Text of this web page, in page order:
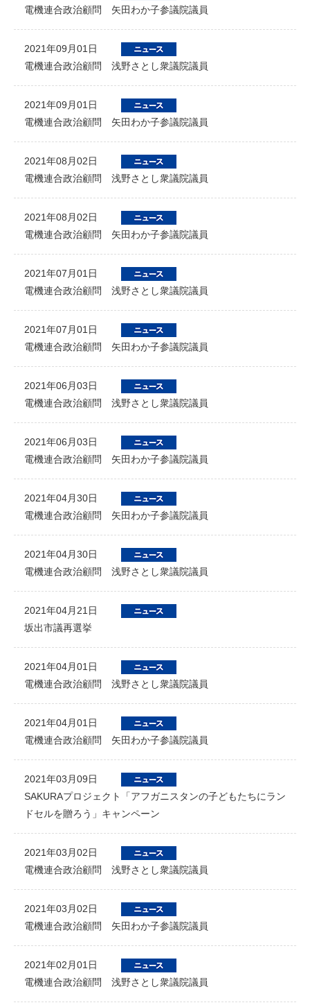
電機連合政治顧問 矢田わか子参議院議員
2021年09月01日
電機連合政治顧問 浅野さとし衆議院議員
2021年09月01日
電機連合政治顧問 矢田わか子参議院議員
2021年08月02日
電機連合政治顧問 浅野さとし衆議院議員
2021年08月02日
電機連合政治顧問 矢田わか子参議院議員
2021年07月01日
電機連合政治顧問 浅野さとし衆議院議員
2021年07月01日
電機連合政治顧問 矢田わか子参議院議員
2021年06月03日
電機連合政治顧問 浅野さとし衆議院議員
2021年06月03日
電機連合政治顧問 矢田わか子参議院議員
2021年04月30日
電機連合政治顧問 矢田わか子参議院議員
2021年04月30日
電機連合政治顧問 浅野さとし衆議院議員
2021年04月21日
坂出市議再選挙
2021年04月01日
電機連合政治顧問 浅野さとし衆議院議員
2021年04月01日
電機連合政治顧問 矢田わか子参議院議員
2021年03月09日
SAKURAプロジェクト「アフガニスタンの子どもたちにラン
ドセルを贈ろう」キャンペーン
2021年03月02日
電機連合政治顧問 浅野さとし衆議院議員
2021年03月02日
電機連合政治顧問 矢田わか子参議院議員
2021年02月01日
電機連合政治顧問 浅野さとし衆議院議員